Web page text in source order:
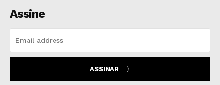
Assine
ASSINAR